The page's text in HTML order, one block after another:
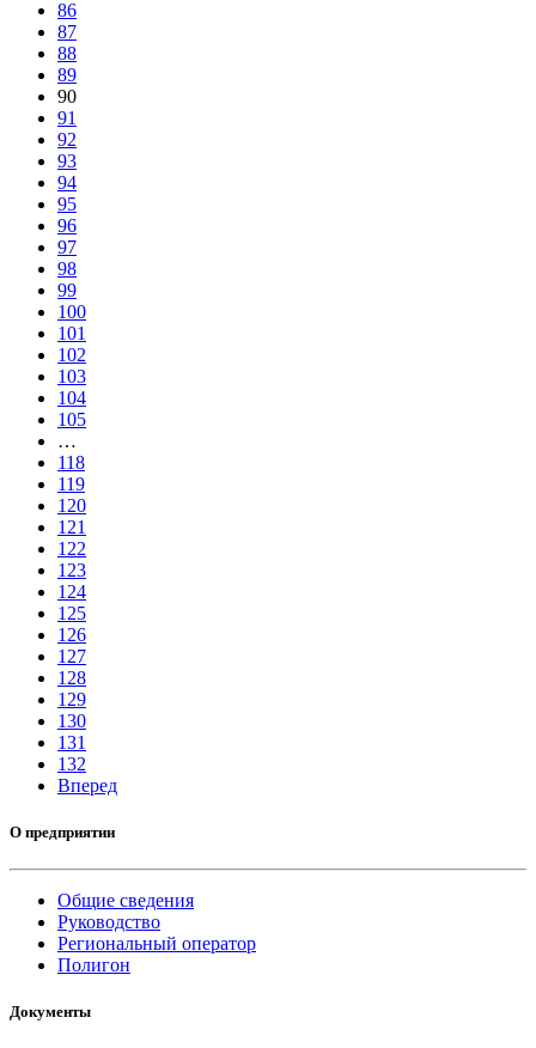
86
87
88
89
90
91
92
93
94
95
96
97
98
99
100
101
102
103
104
105
…
118
119
120
121
122
123
124
125
126
127
128
129
130
131
132
Вперед
О предприятии
Общие сведения
Руководство
Региональный оператор
Полигон
Документы